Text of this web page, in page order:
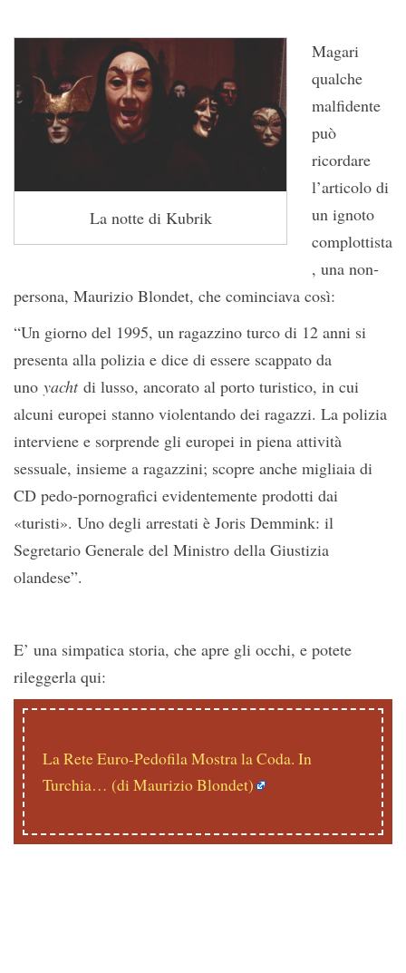
La notte di Kubrik
Magari
qualche
malfidente
può
ricordare
l’articolo di
un ignoto
complottista
, una non-
persona, Maurizio Blondet, che cominciava così:
“Un giorno del 1995, un ragazzino turco di 12 anni si
presenta alla polizia e dice di essere scappato da
uno yachtdi lusso, ancorato al porto turistico, in cui
alcuni europei stanno violentando dei ragazzi. La polizia
interviene e sorprende gli europei in piena attività
sessuale, insieme a ragazzini; scopre anche migliaia di
CD pedo-pornografici evidentemente prodotti dai
«turisti». Uno degli arrestati è Joris Demmink: il
Segretario Generale del Ministro della Giustizia
olandese”.
E’ una simpatica storia, che apre gli occhi, e potete
rileggerla qui:
La Rete Euro-Pedofila Mostra la Coda. In
Turchia… (di Maurizio Blondet)